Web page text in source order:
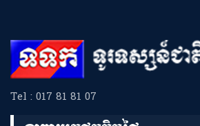
Tel : 017 81 81 07